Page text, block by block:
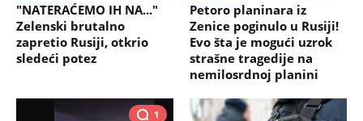
"NATERAĆEMO IH NA..."
Zelenski brutalno
zapretio Rusiji, otkrio
sledeći potez
Petoro planinara iz
Zenice poginulo u Rusiji!
Evo šta je mogući uzrok
strašne tragedije na
nemilosrdnoj planini
1